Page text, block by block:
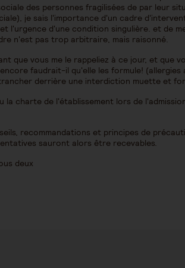
des personnes fragilisées de par leur
je sais l'importance d'un cadre
l'urgence d'une condition singulière. et de
n'est pas trop arbitraire, mais raisonné.
que vous me le rappeliez à ce jour, et que
faudrait-il qu'elle les formule!
derrière une interdiction muette et
la charte de l'établissement lors de
recommandations et principes de
sauront alors être recevables.
deux